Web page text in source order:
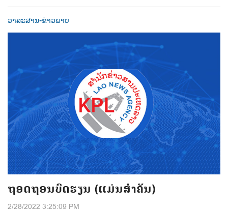
ວາລະສານ-ຂ່າວພາບ
ຖອດຖອນບົດຮຽນ (ແມ່ນສໍາຄັນ)
2/28/2022 3:25:09 PM